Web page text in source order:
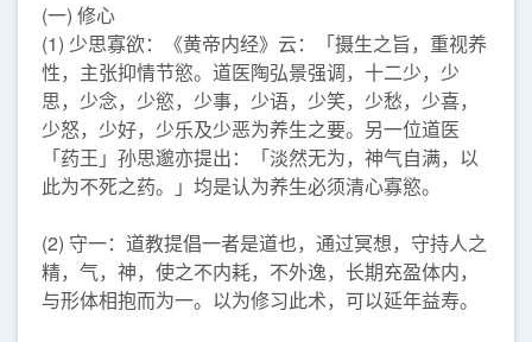
(一) 修心
(1) 少思寡欲：《黄帝内经》云：「摄生之旨，重视养
性，主张抑情节慾。道医陶弘景强调，十二少，少
思，少念，少慾，少事，少语，少笑，少愁，少喜，
少怒，少好，少乐及少恶为养生之要。另一位道医
「药王」孙思邈亦提出：「淡然无为，神气自满，以
此为不死之药。」均是认为养生必须清心寡慾。
(2) 守一：道教提倡一者是道也，通过冥想，守持人之
精，气，神，使之不内耗，不外逸，长期充盈体内，
与形体相抱而为一。以为修习此术，可以延年益寿。